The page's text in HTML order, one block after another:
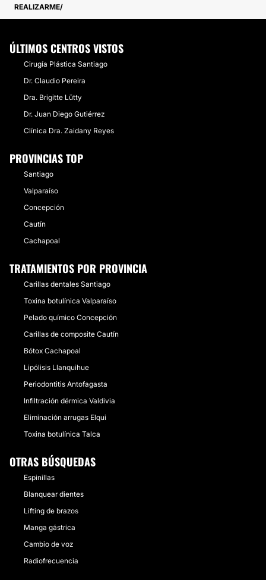
REALIZARME
ÚLTIMOS CENTROS VISTOS
Cirugía Plástica Santiago
Dr. Claudio Pereira
Dra. Brigitte Lütty
Dr. Juan Diego Gutiérrez
Clínica Dra. Zaidany Reyes
PROVINCIAS TOP
Santiago
Valparaíso
Concepción
Cautín
Cachapoal
TRATAMIENTOS POR PROVINCIA
Carillas dentales Santiago
Toxina botulínica Valparaíso
Pelado químico Concepción
Carillas de composite Cautín
Bótox Cachapoal
Lipólisis Llanquihue
Periodontitis Antofagasta
Infiltración dérmica Valdivia
Eliminación arrugas Elqui
Toxina botulínica Talca
OTRAS BÚSQUEDAS
Espinillas
Blanquear dientes
Lifting de brazos
Manga gástrica
Cambio de voz
Radiofrecuencia